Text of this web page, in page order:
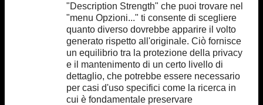
"Description Strength" che puoi trovare nel
"menu Opzioni..." ti consente di scegliere
quanto diverso dovrebbe apparire il volto
generato rispetto all'originale. Ciò fornisce
un equilibrio tra la protezione della privacy
e il mantenimento di un certo livello di
dettaglio, che potrebbe essere necessario
per casi d'uso specifici come la ricerca in
cui è fondamentale preservare